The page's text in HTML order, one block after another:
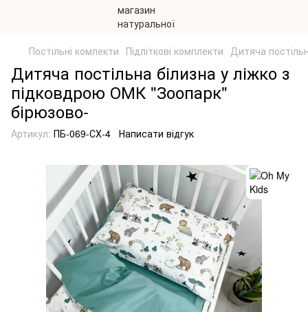
Постільні комлекти Підліткові комплекти Дитяча
Дитяча постільна білизна у ліжко з
підковдрою ОМК "Зоопарк"
бірюзово-
Артикул: ПБ-069-СХ-4 Написати відгук